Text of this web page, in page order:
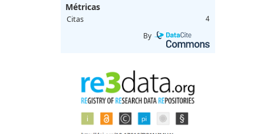
Métricas
Citas 4
By